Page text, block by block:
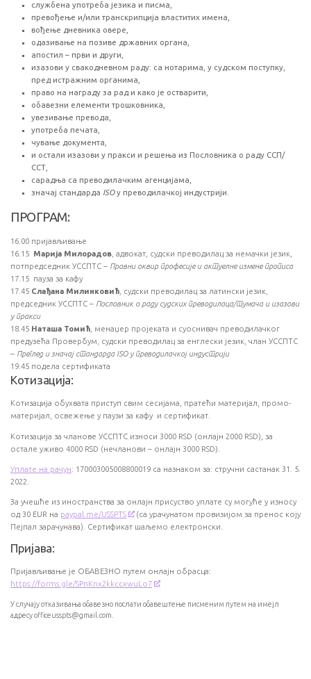
службена употреба језика и писма,
превођење и/или транскрипција властитих имена,
вођење дневника овере,
одазивање на позиве државних органа,
апостил – први и други,
изазови у свакодневном раду: са нотарима, у судском поступку,
пред истражним органима,
право на награду за рад и како је остварити,
обавезни елементи трошковника,
увезивање превода,
употреба печата,
чување документа,
и остали изазови у пракси и решења из Пословника о раду ССП/
ССТ,
сарадња са преводилачким агенцијама,
значај стандарда ISOу преводилачкој индустрији.
ПРОГРАМ:
16.00 пријављивање
16.15 Марија Милорадов , адвокат, судски преводилац за немачки језик,
потпредседник УССПТС – Правни оквир професије и актуелне измене прописа
17.15 пауза за кафу
17.45 Слађана Милинковић , судски преводилац за латински језик,
председник УССПТС – Пословник о раду судских преводилаца/тумача и изазови
у пракси
18.45 Наташа Томић , менаџер пројеката и суоснивач преводилачког
предузећа Провербум, судски преводилац за енглески језик, члан УССПТС
– Преглед и значај стандарда ISO у преводилачкој индустрији
19.45 подела сертификата
Котизација:
Котизација обухвата приступ свим сесијама, пратећи материјал, промо-
материјал, освежење у паузи за кафу и сертификат.
Котизација за чланове УССПТС износи 3000 RSD (онлајн 2000 RSD), за
остале уживо 4000 RSD (нечланови – онлајн 3000 RSD).
Уплате на рачун: 170003005008800019 са назнаком за: стручни састанак 31. 5.
2022.
За учешће из иностранства за онлајн присуство уплате су могуће у износу
од 30 EUR на paypal.me/USSPTS
(са урачунатом провизијом за пренос коју
Пејпал зарачунава). Сертификат шаљемо електронски.
Пријава:
Пријављивање је ОБАВЕЗНО путем онлајн обрасца:
https://forms.gle/SPnKnx2kkccxwuLo7
У случају отказивања обавезно послати обавештење писменим путем на имејл
адресу officeusspts@gmail.com.